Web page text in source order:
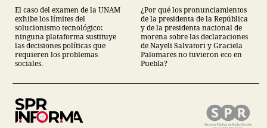
El caso del examen de la UNAM
exhibe los límites del
solucionismo tecnológico:
ninguna plataforma sustituye
las decisiones políticas que
requieren los problemas
sociales.
¿Por qué los pronunciamientos
de la presidenta de la República
y de la presidenta nacional de
morena sobre las declaraciones
de Nayeli Salvatori y Graciela
Palomares no tuvieron eco en
Puebla?